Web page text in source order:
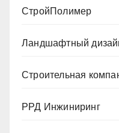
СтройПолимер
Ландшафтный
Строительная
РРД Инжиниринг